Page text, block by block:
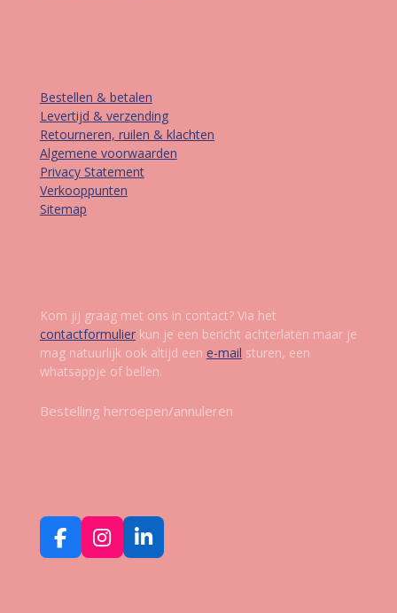
Bestellen & betalen
Levertijd & verzending
Retourneren, ruilen & klachten
Algemene voorwaarden
Privacy Statement
Verkooppunten
Sitemap
Kom jij graag met ons in contact? Via het
contactformulierkun je een bericht achterlaten maar je
mag natuurlijk ook altijd een e-mail sturen, een
whatsappje of bellen.
Bestelling herroepen/annuleren
F
a
I
n
L
i